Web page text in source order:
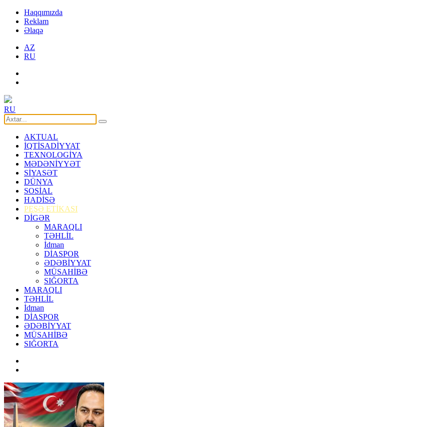
Haqqımızda
Reklam
Əlaqə
AZ
RU
RU
AKTUAL
İQTİSADİYYAT
TEXNOLOGİYA
MƏDƏNİYYƏT
SİYASƏT
DÜNYA
SOSİAL
HADİSƏ
PEŞƏ ETİKASI
DİGƏR
MARAQLI
TƏHLİL
İdman
DİASPOR
ƏDƏBİYYAT
MÜSAHİBƏ
SIĞORTA
MARAQLI
TƏHLİL
İdman
DİASPOR
ƏDƏBİYYAT
MÜSAHİBƏ
SIĞORTA